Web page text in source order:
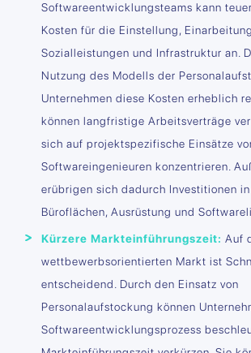
Softwareentwicklungsteams kann
Kosten für die Einstellung,
Sozialleistungen und Infrastruktur an.
Nutzung des Modells der
Unternehmen diese Kosten erheblich
können langfristige Arbeitsverträge
sich auf projektspezifische Einsätze
Softwareingenieuren konzentrieren.
erübrigen sich dadurch Investitionen
Büroflächen, Ausrüstung und
Kürzere Markteinführungszeit:Auf
wettbewerbsorientierten Markt ist
entscheidend. Durch den Einsatz von
Personalaufstockung können
Softwareentwicklungsprozess